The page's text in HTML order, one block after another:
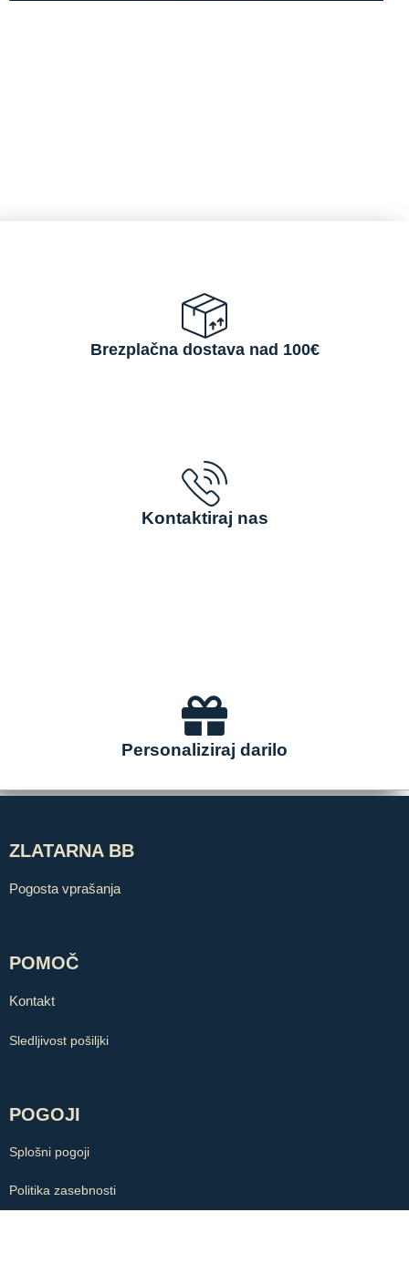
Brezplačna dostava nad 100€
Kontaktiraj nas
Personaliziraj darilo
ZLATARNA BB
Pogosta vprašanja
POMOČ
Kontakt
Sledljivost pošiljki
POGOJI
Splošni pogoji
Politika zasebnosti